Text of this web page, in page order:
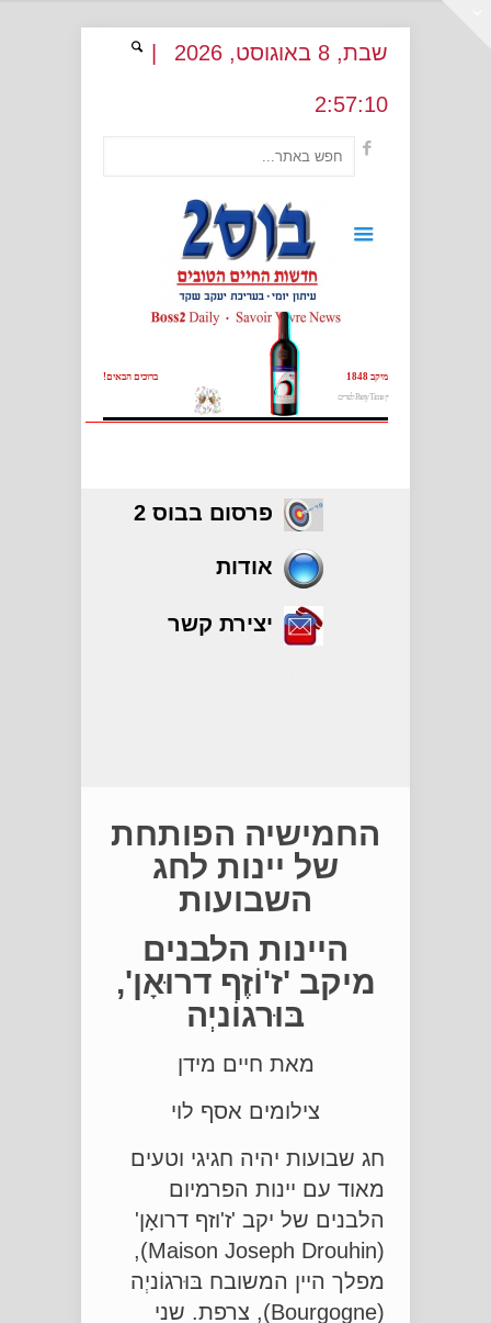
שבת, 8 באוגוסט, 2026
2:57:10
ברוכים הבאים! מיקב 1848
יין Party Time לפורים
פרסום בבוס 2
אודות
יצירת קשר
החמישיה הפותחת
של יינות לחג
השבועות
היינות הלבנים
מיקב 'ז'וֹזֶף דרוּאָן',
בּוּרגוֹניְה
מאת חיים מידן
צילומים אסף לוי
חג שבועות יהיה חגיגי וטעים
מאוד עם יינות הפרמיום
הלבנים של יקב 'ז'וזף דרואָן'
(Maison Joseph Drouhin),
מפלך היין המשובח בּוּרגוֹניְה
(Bourgogne), צרפת. שני